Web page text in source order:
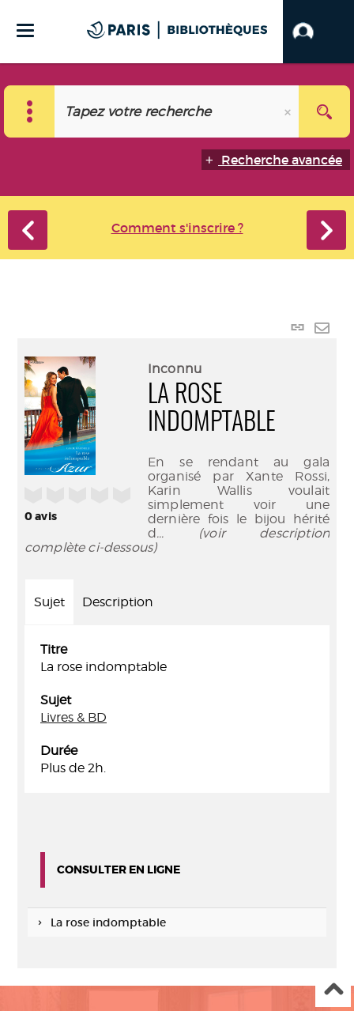
Recherche avancée
Comment s'inscrire ?
Lien
0avis
Inconnu
LA ROSE
INDOMPTABLE
En se rendant au gala
organisé par Xante Rossi,
Karin Wallis voulait
simplement voir une
dernière fois le bijou hérité
d... (voir description
complète ci-dessous)
Sujet Description
Titre
La rose indomptable
Sujet
Livres & BD
Durée
Plus de 2h.
CONSULTER EN LIGNE
La rose indomptable